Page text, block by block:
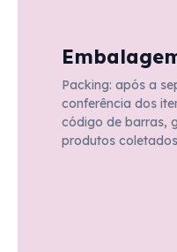
Packing: após a
conferência dos
código de barras,
produtos